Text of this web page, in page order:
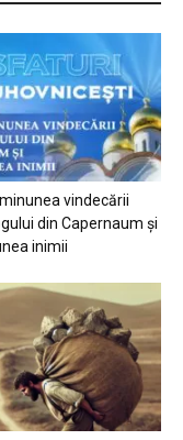
vindecării
din Capernaum și
inimii